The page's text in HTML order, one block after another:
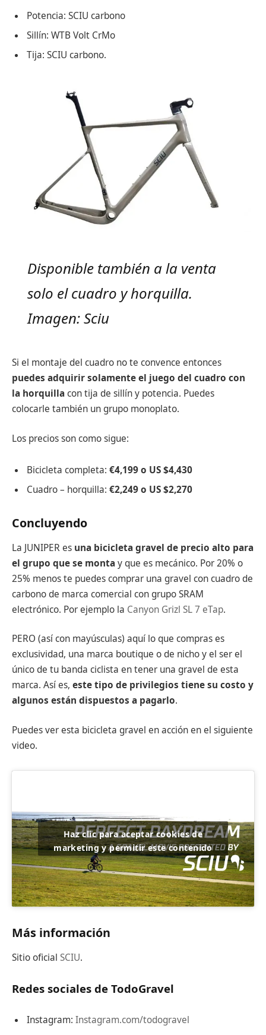
Potencia: SCIU carbono
Sillín: WTB Volt CrMo
Tija: SCIU carbono.
Disponible también a la venta
solo el cuadro y horquilla.
Imagen: Sciu
Si el montaje del cuadro no te convence entonces
puedes adquirir solamente el juego del cuadro con
la horquillacon tija de sillín y potencia. Puedes
colocarle también un grupo monoplato.
Los precios son como sigue:
Bicicleta completa: €4,199 o US $4,430
Cuadro – horquilla: €2,249 o US $2,270
Concluyendo
La JUNIPER es una bicicleta gravel de precio alto para
el grupo que se montay que es mecánico. Por 20% o
25% menos te puedes comprar una gravel con cuadro de
carbono de marca comercial con grupo SRAM
electrónico. Por ejemplo la Canyon Grizl SL 7 eTap.
PERO (así con mayúsculas) aquí lo que compras es
exclusividad, una marca boutique o de nicho y el ser el
único de tu banda ciclista en tener una gravel de esta
marca. Así es, este tipo de privilegios tiene su costo y
algunos están dispuestos a pagarlo.
Puedes ver esta bicicleta gravel en acción en el siguiente
video.
Haz clic para aceptar cookies de
marketing y permitir este contenido
Más información
Sitio oficial SCIU.
Redes sociales de TodoGravel
Instagram: Instagram.com/todogravel